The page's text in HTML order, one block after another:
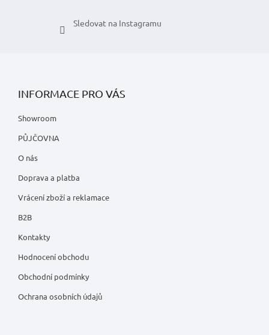
Sledovat na Instagramu
INFORMACE PRO VÁS
Showroom
PŮJČOVNA
O nás
Doprava a platba
Vrácení zboží a reklamace
B2B
Kontakty
Hodnocení obchodu
Obchodní podmínky
Ochrana osobních údajů